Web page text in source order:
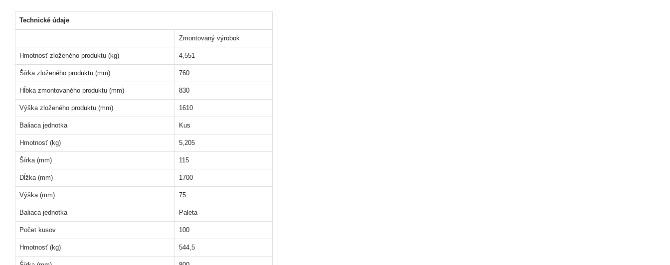
Technické údaje
Zmontovaný výrobok
Hmotnosť zloženého produktu (kg) 4,551
Šírka zloženého produktu (mm) 760
Hĺbka zmontovaného produktu (mm) 830
Výška zloženého produktu (mm) 1610
Baliaca jednotka Kus
Hmotnosť (kg) 5,205
Šírka (mm) 115
Dĺžka (mm) 1700
Výška (mm) 75
Baliaca jednotka Paleta
Počet kusov 100
Hmotnosť (kg) 544,5